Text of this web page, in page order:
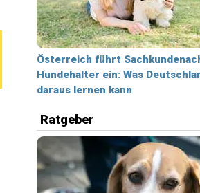
Österreich führt
Hundehalter ein: Was
daraus lernen kann
Ratgeber